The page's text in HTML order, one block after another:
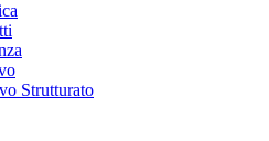
Strutturato